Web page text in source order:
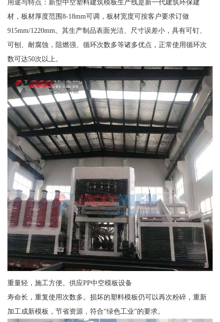
用途与特点：新型中空塑料建筑模板生产线是新一代建筑环保建
材，板材厚度范围8-18mm可调，板材宽度可按客户要求订做
915mm/1220mm。其生产制品表面光洁、尺寸误差小，具有可钉、
可刨、耐腐蚀，阻燃强、循环次数多等诸多优点，正常使用循环次
数可达50次以上。
重量轻，施工方便。供应PP中空模板设备
寿命长，重复使用次数多。损坏的塑料模板仍可以再次粉碎，重新
加工成新模板，节省资源，符合“绿色工业”的要求。